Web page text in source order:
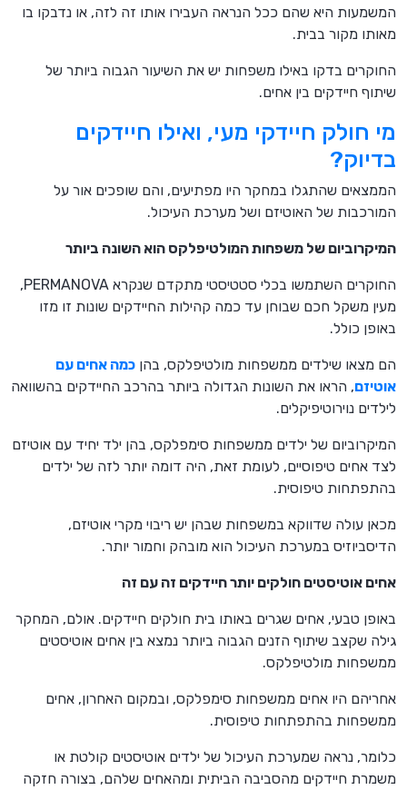
המשמעות היא שהם ככל הנראה העבירו אותו זה לזה, או נדבקו בו
מאותו מקור בבית.
החוקרים בדקו באילו משפחות יש את השיעור הגבוה ביותר של
שיתוף חיידקים בין אחים.
מי חולק חיידקי מעי, ואילו חיידקים
בדיוק?
הממצאים שהתגלו במחקר היו מפתיעים, והם שופכים אור על
המורכבות של האוטיזם ושל מערכת העיכול.
המיקרוביום של משפחות המולטיפלקס הוא השונה ביותר
החוקרים השתמשו בכלי סטטיסטי מתקדם שנקרא PERMANOVA,
מעין משקל חכם שבוחן עד כמה קהילות החיידקים שונות זו מזו
באופן כולל.
הם מצאו שילדים ממשפחות מולטיפלקס, בהן כמה אחים עם
אוטיזם, הראו את השונות הגדולה ביותר בהרכב החיידקים בהשוואה
לילדים נוירוטיפיקלים.
המיקרוביום של ילדים ממשפחות סימפלקס, בהן ילד יחיד עם אוטיזם
לצד אחים טיפוסיים, לעומת זאת, היה דומה יותר לזה של ילדים
בהתפתחות טיפוסית.
מכאן עולה שדווקא במשפחות שבהן יש ריבוי מקרי אוטיזם,
הדיסביוזיס במערכת העיכול הוא מובהק וחמור יותר.
אחים אוטיסטים חולקים יותר חיידקים זה עם זה
באופן טבעי, אחים שגרים באותו בית חולקים חיידקים. אולם, המחקר
גילה שקצב שיתוף הזנים הגבוה ביותר נמצא בין אחים אוטיסטים
ממשפחות מולטיפלקס.
אחריהם היו אחים ממשפחות סימפלקס, ובמקום האחרון, אחים
ממשפחות בהתפתחות טיפוסית.
כלומר, נראה שמערכת העיכול של ילדים אוטיסטים קולטת או
משמרת חיידקים מהסביבה הביתית ומהאחים שלהם, בצורה חזקה